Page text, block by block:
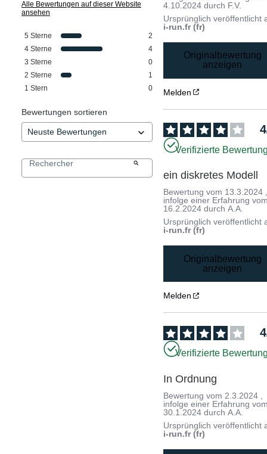
Alle Bewertungen auf dieser Website
ansehen
5 Sterne
2
4 Sterne
4
3 Sterne
0
2 Sterne
1
1 Stern 0
Bewertungen sortieren
4.10.2024 durch F.V.
Ursprünglich veröffentlicht
i-run.fr (fr)
Originalbewertung
anzeigen
Melden
4
Verifizierte
ein diskretes Modell
Bewertung vom 13.3.2024
infolge einer Erfahrung
16.2.2024 durchA.A.
Ursprünglich veröffentlicht
i-run.fr (fr)
Originalbewertung
anzeigen
Melden
4
Verifizierte
In Ordnung
Bewertung vom 2.3.2024
infolge einer Erfahrung
30.1.2024 durchA.A.
Ursprünglich veröffentlicht
i-run.fr (fr)